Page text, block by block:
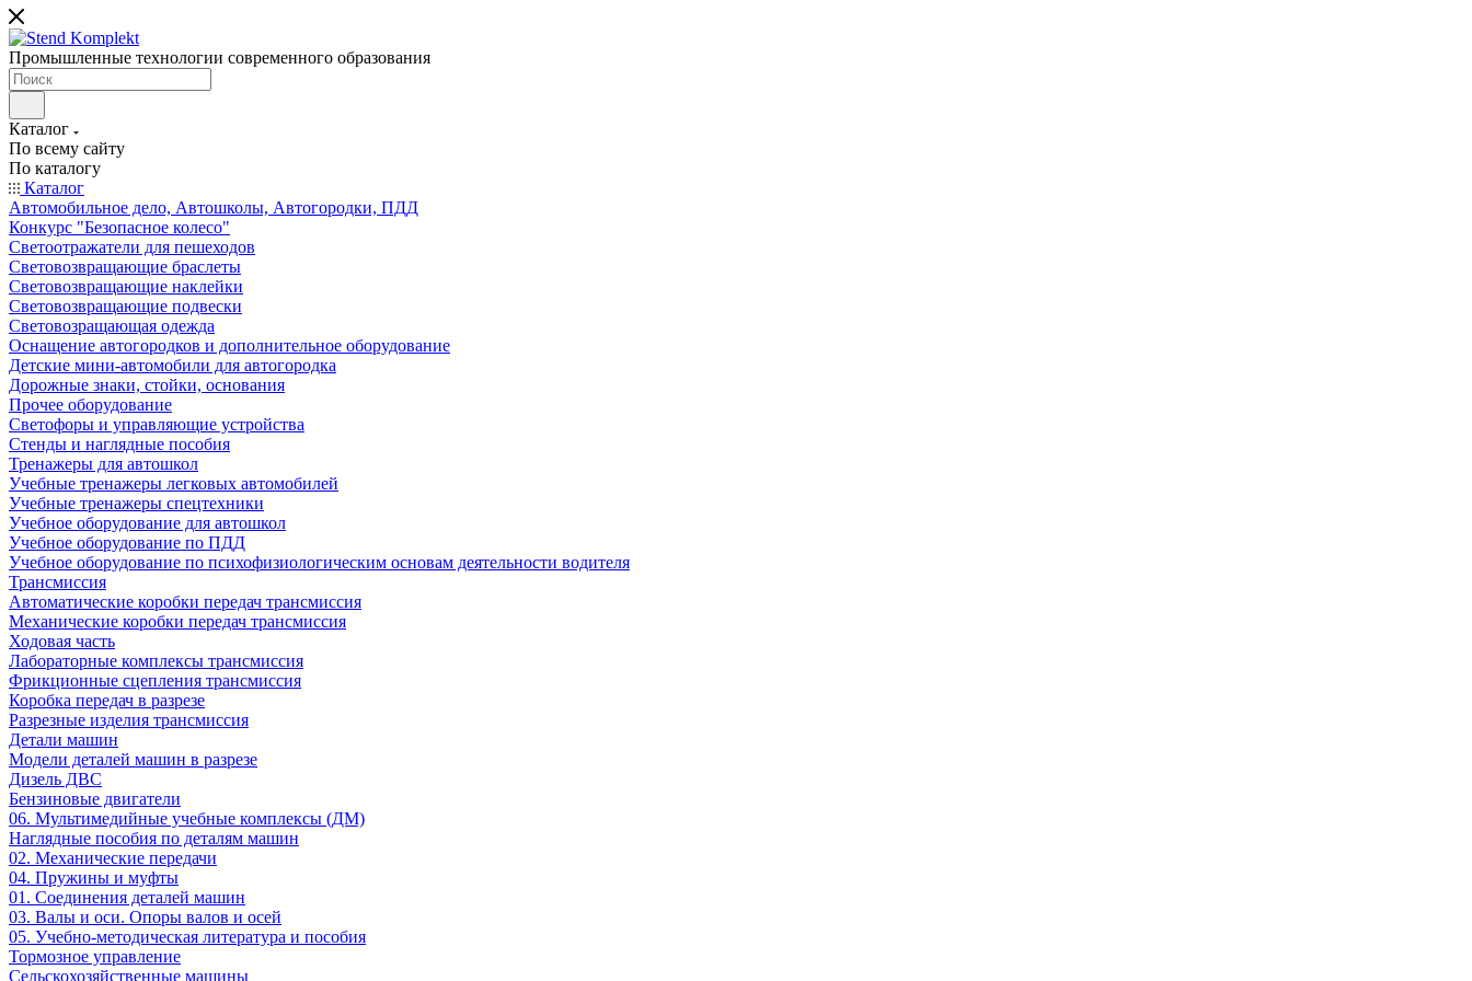
Промышленные технологии современного образования
Каталог
По всему сайту
По каталогу
Каталог
Автомобильное дело, Автошколы, Автогородки, ПДД
Конкурс "Безопасное колесо"
Светоотражатели для пешеходов
Световозвращающие браслеты
Световозвращающие наклейки
Световозвращающие подвески
Световозращающая одежда
Оснащение автогородков и дополнительное оборудование
Детские мини-автомобили для автогородка
Дорожные знаки, стойки, основания
Прочее оборудование
Светофоры и управляющие устройства
Стенды и наглядные пособия
Тренажеры для автошкол
Учебные тренажеры легковых автомобилей
Учебные тренажеры спецтехники
Учебное оборудование для автошкол
Учебное оборудование по ПДД
Учебное оборудование по психофизиологическим основам деятельности водителя
Трансмиссия
Автоматические коробки передач трансмиссия
Механические коробки передач трансмиссия
Ходовая часть
Лабораторные комплексы трансмиссия
Фрикционные сцепления трансмиссия
Коробка передач в разрезе
Разрезные изделия трансмиссия
Детали машин
Модели деталей машин в разрезе
Дизель ДВС
Бензиновые двигатели
06. Мультимедийные учебные комплексы (ДМ)
Наглядные пособия по деталям машин
02. Механические передачи
04. Пружины и муфты
01. Соединения деталей машин
03. Валы и оси. Опоры валов и осей
05. Учебно-методическая литература и пособия
Тормозное управление
Сельскохозяйственные машины